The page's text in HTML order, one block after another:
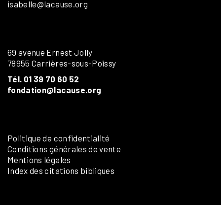
isabelle@lacause.org
69 avenue Ernest Jolly
78955 Carrières-sous-Poissy
Tél. 01 39 70 60 52
fondation@lacause.org
Politique de confidentialité
Conditions générales de vente
Mentions légales
Index des citations bibliques